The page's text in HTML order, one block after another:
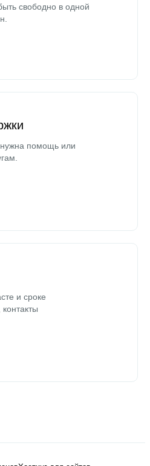
свободно в одной
помощь или
и сроке